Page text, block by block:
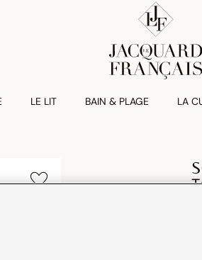
LE LIT BAIN & PLAGE LA